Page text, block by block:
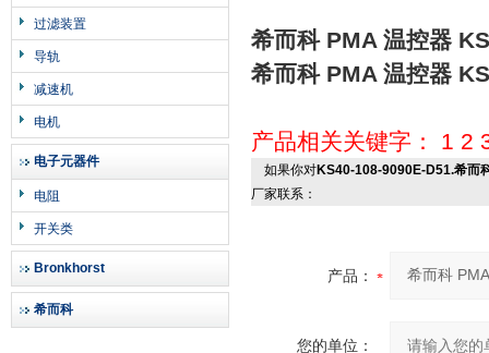
过滤装置
导轨
减速机
电机
电子元器件
电阻
开关类
Bronkhorst
希而科
希而科 PMA 温控器
希而科 PMA 温控器
产品相关关键字： 1 2
如果你对KS40-108-9090E-D51.希而
厂家联系：
产品：
您的单位：